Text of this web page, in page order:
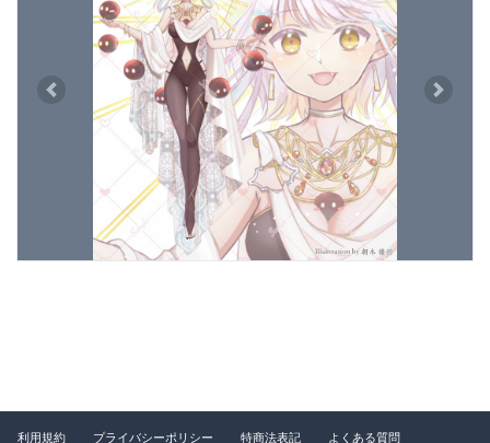
Previous Next
利用規約 プライバシーポリシー 特商法表記 よくある質問